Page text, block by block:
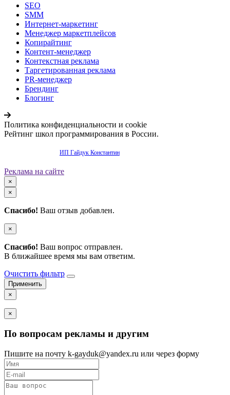
SEO
SMM
Интернет-маркетинг
Менеджер маркетплейсов
Копирайтинг
Контент-менеджер
Контекстная реклама
Таргетированная реклама
PR-менеджер
Брендинг
Блогинг
Политика конфиденциальности и cookie
Рейтинг школ программирования в России.
ИП Гайдук Константин
Реклама на сайте
×
×
Спасибо! Ваш отзыв добавлен.
×
Спасибо! Ваш вопрос отправлен.
В ближайшее время мы вам ответим.
Очистить фильтр
×
×
По вопросам рекламы и другим
Пишите на почту k-gayduk@yandex.ru или через форму